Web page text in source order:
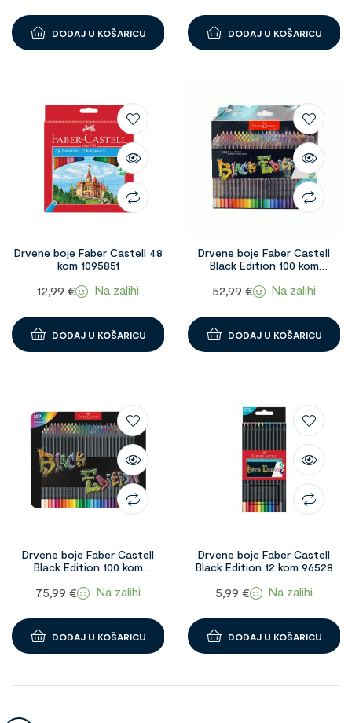
DODAJ U KOŠARICU DODAJ U KOŠARICU
Drvene boje Faber Castell 48
kom 1095851
12,99€ Na zalihi
DODAJ U KOŠARICU
Drvene boje Faber Castell
Black Edition 100 kom
52,99 € Na zalihi
DODAJ U KOŠARICU
Drvene boje Faber Castell
Black Edition 100 kom
75,99€ Na zalihi
DODAJ U KOŠARICU
Drvene boje Faber Castell
Black Edition 12 kom 96528
5,99 € Na zalihi
DODAJ U KOŠARICU